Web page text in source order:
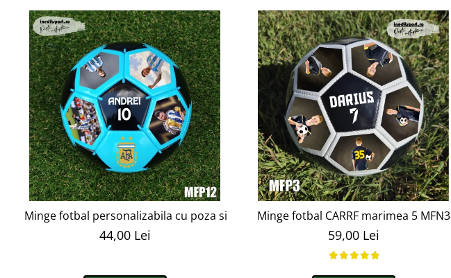
Minge fotbal personalizabila cu poza si text MFN12
44,00 Lei
Minge fotbal CARRF marimea 5 MFN3
59,00 Lei